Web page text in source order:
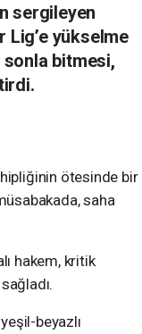
sergileyen
Lig’e yükselme
sonla bitmesi,
ötesinde bir
saha
hakem, kritik
beyazlı